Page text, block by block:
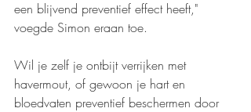
een blijvend preventief effect heeft,"
voegde Simon eraan toe.
Wil je zelf je ontbijt verrijken met
havermout, of gewoon je hart en
bloedvaten preventief beschermen door